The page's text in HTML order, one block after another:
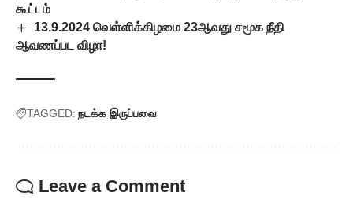
கூட்டம்
13.9.2024 வெள்ளிக்கிழமை 23ஆவது சமூக நீதி
ஆவணப்பட விழா!
TAGGED: நடக்க இருப்பவை
Leave a Comment